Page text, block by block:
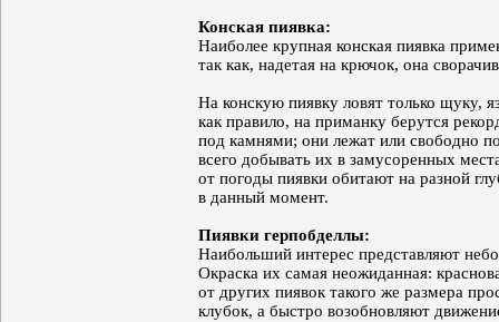
Конская пиявка:
Наиболее крупная конская пиявка
так как, надетая на крючок, она
На конскую пиявку ловят только щуку,
как правило, на приманку берутся
под камнями; они лежат или свободно
всего добывать их в замусоренных
от погоды пиявки обитают на разной
в данный момент.
Пиявки герпобделлы:
Наибольший интерес представляют
Окраска их самая неожиданная:
от других пиявок такого же размера
клубок, а быстро возобновляют